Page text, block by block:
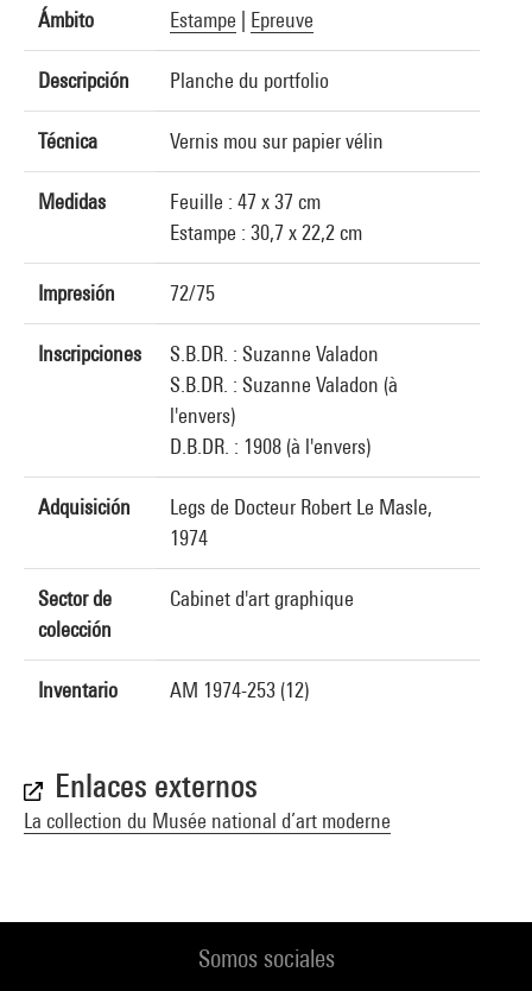
Ámbito Estampe Epreuve
Descripción Planche du portfolio
Técnica Vernis mou sur papier vélin
Medidas
Feuille : 47 x 37 cm
Estampe : 30,7 x 22,2 cm
Impresión 72/75
Inscripciones
S.B.DR. : Suzanne Valadon
S.B.DR. : Suzanne Valadon (à
l'envers)
D.B.DR. : 1908 (à l'envers)
Adquisición
Legs de Docteur Robert Le Masle,
1974
Sector de
colección
Cabinet d'art graphique
Inventario AM 1974-253 (12)
Enlaces externos
La collection du Musée national d’art moderne
Somos sociales